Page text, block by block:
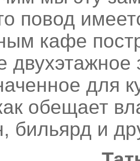
повод
кафе
двухэтажное
для
обещает
бильярд и